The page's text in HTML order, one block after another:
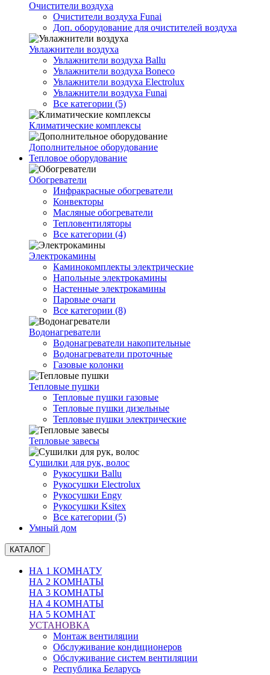
Очистители воздуха
Очистители воздуха Funai
Доп. оборудование для очистителей воздуха
Увлажнители воздуха
Увлажнители воздуха Ballu
Увлажнители воздуха Boneco
Увлажнители воздуха Electrolux
Увлажнители воздуха Funai
Все категории (5)
Климатические комплексы
Дополнительное оборудование
Тепловое оборудование
Обогреватели
Инфракрасные обогреватели
Конвекторы
Масляные обогреватели
Тепловентиляторы
Все категории (4)
Электрокамины
Каминокомплекты электрические
Напольные электрокамины
Настенные электрокамины
Паровые очаги
Все категории (8)
Водонагреватели
Водонагреватели накопительные
Водонагреватели проточные
Газовые колонки
Тепловые пушки
Тепловые пушки газовые
Тепловые пушки дизельные
Тепловые пушки электрические
Тепловые завесы
Сушилки для рук, волоc
Рукосушки Ballu
Рукосушки Electrolux
Рукосушки Engy
Рукосушки Ksitex
Все категории (5)
Умный дом
КАТАЛОГ
НА 1 КОМНАТУ
НА 2 КОМНАТЫ
НА 3 КОМНАТЫ
НА 4 КОМНАТЫ
НА 5 КОМНАТ
УСТАНОВКА
Монтаж вентиляции
Обслуживание кондиционеров
Обслуживание систем вентиляции
Республика Беларусь